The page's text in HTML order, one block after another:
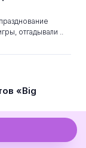
отгадывали ..
«Big
Business Game –
развития